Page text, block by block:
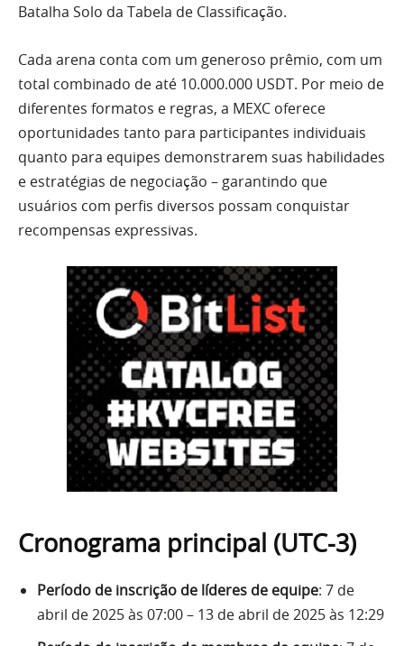
Batalha Solo da Tabela de Classificação.
Cada arena conta com um generoso prêmio, com um
total combinado de até 10.000.000 USDT. Por meio de
diferentes formatos e regras, a MEXC oferece
oportunidades tanto para participantes individuais
quanto para equipes demonstrarem suas habilidades
e estratégias de negociação – garantindo que
usuários com perfis diversos possam conquistar
recompensas expressivas.
Cronograma principal (UTC-3)
Período de inscrição de líderes de equipe: 7 de
abril de 2025 às 07:00 – 13 de abril de 2025 às 12:29